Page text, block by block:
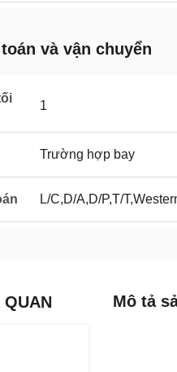
và vận chuyển
1
Trường hợp bay
L/C,D/A,D/P,T/
QUAN Mô tả